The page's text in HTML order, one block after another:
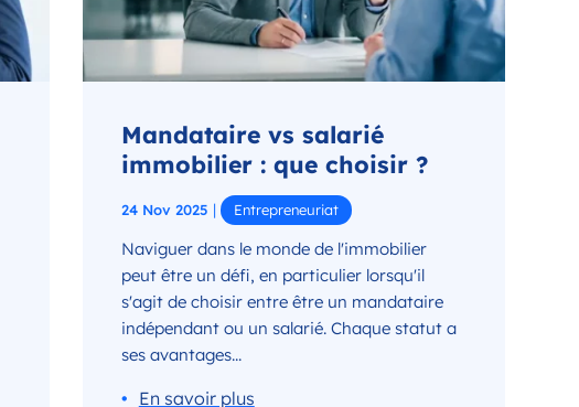
Mandataire vs salarié
immobilier : que choisir ?
24 Nov 2025 | Entrepreneuriat
Naviguer dans le monde de l'immobilier
peut être un défi, en particulier lorsqu'il
s'agit de choisir entre être un mandataire
indépendant ou un salarié. Chaque statut a
ses avantages...